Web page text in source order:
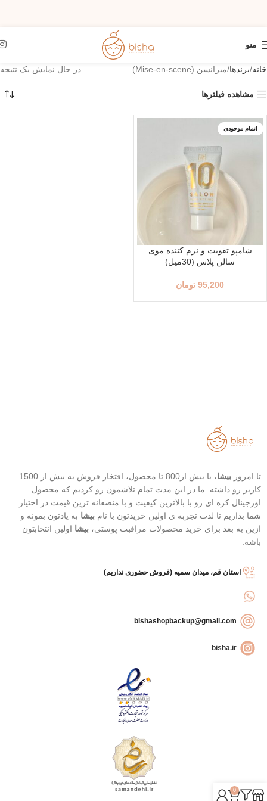
منو
خانه برندها میزانسن (Mise-en-scene) در حال نمایش یک نتیجه
مشاهده فیلترها
اتمام موجودی
شامپو تقویت و نرم کننده موی
سالن پلاس (30میل)
95,200 تومان
تا امروز بیشا
، با بیش از800 تا محصول، افتخار فروش به بیش از 1500
کاربر رو داشته. ما در این مدت تمام تلاشمون رو کردیم که محصول
اورجینال کره ای رو با بالاترین کیفیت و با منصفانه ترین قیمت در اختیار
شما بذاریم تا لذت تجربه ی اولین خریدتون با نام بیشا به یادتون بمونه و
ازین به بعد برای خرید محصولات مراقبت پوستی، بیشا اولین انتخابتون
باشه.
استان قم، میدان سمیه (فروش حضوری نداریم)
bisha.ir
0